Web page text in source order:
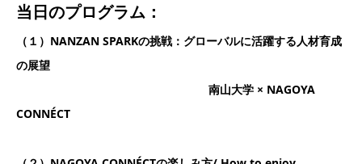
当日のプログラム：
（１）NANZAN SPARKの挑戦：グローバルに活躍する人材育成
の展望
南山大学 × NAGOYA
CONNÉCT